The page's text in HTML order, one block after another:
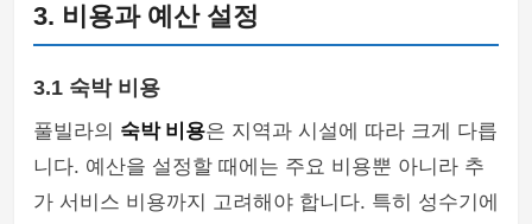
3. 비용과 예산 설정
3.1 숙박 비용
풀빌라의 숙박 비용은 지역과 시설에 따라 크게 다릅
니다. 예산을 설정할 때에는 주요 비용뿐 아니라 추
가 서비스 비용까지 고려해야 합니다. 특히 성수기에